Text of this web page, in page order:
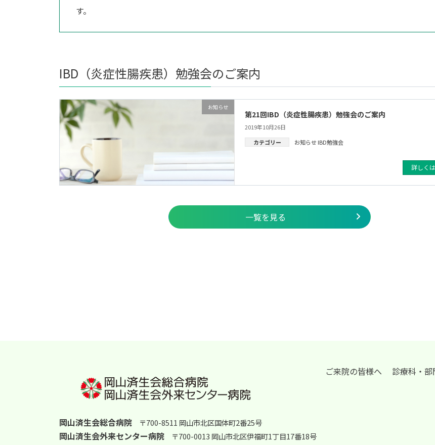
す。
IBD（炎症性腸疾患）勉強会のご案内
お知らせ
第21回IBD（炎症性腸疾患）勉強会のご案内
2019年10月26日
カテゴリー
お知らせ IBD勉強会
詳しく
一覧を見る
岡山済生会総合病院 〒700-8511 岡山市北区国体町2番25号
岡山済生会外来センター病院 〒700-0013 岡山市北区伊福町1丁目17番18号
ご来院の皆様へ 診療科・部